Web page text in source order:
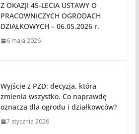
Z OKAZJI 45-LECIA USTAWY O
PRACOWNICZYCH OGRODACH
DZIAŁKOWYCH – 06.05.2026 r.
6 maja 2026
Wyjście z PZD: decyzja, która
zmienia wszystko. Co naprawdę
oznacza dla ogrodu i działkowców?
7 stycznia 2026